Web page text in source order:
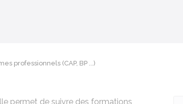
professionnels (CAP, BP ...)
permet de suivre des formations